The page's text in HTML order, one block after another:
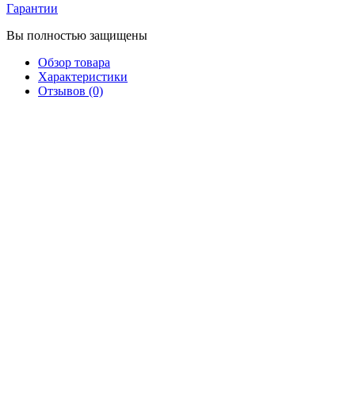
Гарантии
Вы полностью защищены
Обзор товара
Характеристики
Отзывов (0)